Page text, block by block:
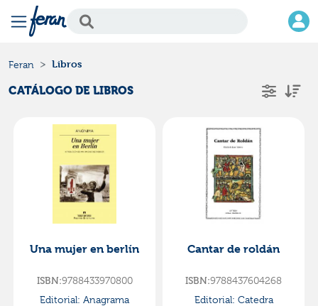
Feran Libros
CATÁLOGO DE LIBROS
Una mujer en berlín
ISBN:9788433970800
Editorial: Anagrama
Cantar de roldán
ISBN:9788437604268
Editorial: Catedra